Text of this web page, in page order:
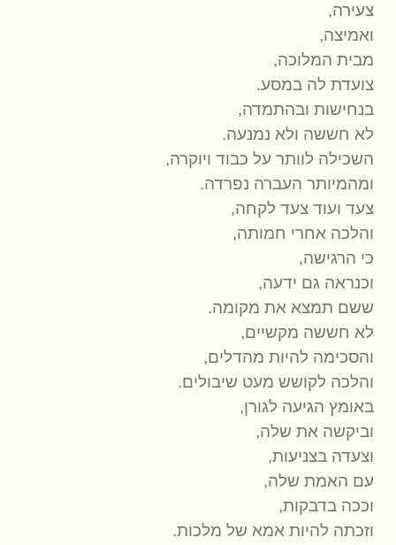
צעירה,
ואמיצה,
מבית המלוכה,
צועדת לה במסע.
בנחישות ובהתמדה,
לא חששה ולא נמנעה.
השכילה לוותר על כבוד ויוקרה,
ומהמיותר העברה נפרדה.
צעד ועוד צעד לקחה,
והלכה אחרי חמותה,
כי הרגישה,
וכנראה גם ידעה,
ששם תמצא את מקומה.
לא חששה מקשיים,
והסכימה להיות מהדלים,
והלכה לקושש מעט שיבולים.
באומץ הגיעה לגורן,
וביקשה את שלה,
וצעדה בצניעות,
עם האמת שלה,
וככה בדבקות,
וזכתה להיות אמא של מלכות.